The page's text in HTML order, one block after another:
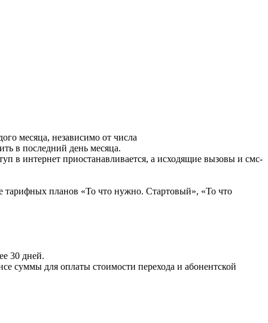
месяца, независимо от числа
в последний день месяца.
в интернет приостанавливается, а исходящие вызовы и смс-
тарифных планов «То что нужно. Стартовый», «То что
30 дней.
суммы для оплаты стоимости перехода и абонентской